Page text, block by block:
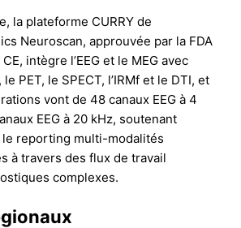
la plateforme CURRY de
Neuroscan, approuvée par la FDA
intègre l’EEG et le MEG avec
le PET, le SPECT, l’IRMf et le DTI, et
vont de 48 canaux EEG à 4
EEG à 20 kHz, soutenant
le reporting multi-modalités
à travers des flux de travail
complexes.